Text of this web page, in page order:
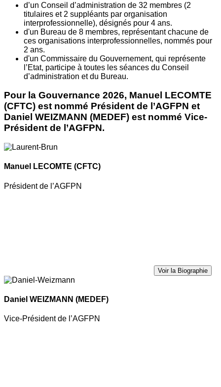
d’un Conseil d’administration de 32 membres (2
titulaires et 2 suppléants par organisation
interprofessionnelle), désignés pour 4 ans.
d'un Bureau de 8 membres, représentant chacune de
ces organisations interprofessionnelles, nommés pour
2 ans.
d'un Commissaire du Gouvernement, qui représente
l’Etat, participe à toutes les séances du Conseil
d’administration et du Bureau.
Pour la Gouvernance 2026, Manuel LECOMTE
(CFTC) est nommé Président de l’AGFPN et
Daniel WEIZMANN (MEDEF) est nommé Vice-
Président de l’AGFPN.
Manuel LECOMTE (CFTC)
Président de l’AGFPN
Voir la Biographie
Daniel WEIZMANN (MEDEF)
Vice-Président de l’AGFPN